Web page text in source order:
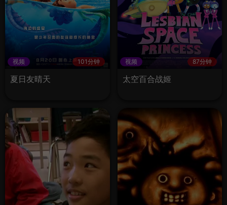
视频 101分钟
夏日友晴天
视频 87分钟
太空百合战姬